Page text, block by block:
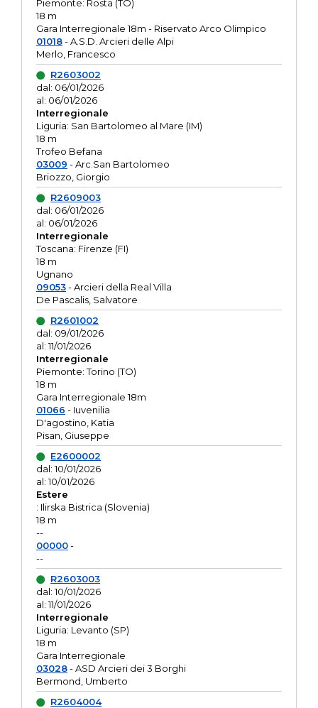
Piemonte: Rosta (TO)
18 m
Gara Interregionale 18m - Riservato Arco Olimpico
01018- A.S.D. Arcieri delle Alpi
Merlo, Francesco
R2603002
dal: 06/01/2026
al: 06/01/2026
Interregionale
Liguria: San Bartolomeo al Mare (IM)
18 m
Trofeo Befana
03009 - Arc.San Bartolomeo
Briozzo, Giorgio
R2609003
dal: 06/01/2026
al: 06/01/2026
Interregionale
Toscana: Firenze (FI)
18 m
Ugnano
09053- Arcieri della Real Villa
De Pascalis, Salvatore
R2601002
dal: 09/01/2026
al: 11/01/2026
Interregionale
Piemonte: Torino (TO)
18 m
Gara Interregionale 18m
01066 - Iuvenilia
D'agostino, Katia
Pisan, Giuseppe
E2600002
dal: 10/01/2026
al: 10/01/2026
Estere
: Ilirska Bistrica (Slovenia)
18 m
--
00000-
--
R2603003
dal: 10/01/2026
al: 11/01/2026
Interregionale
Liguria: Levanto (SP)
18 m
Gara Interregionale
03028- ASD Arcieri dei 3 Borghi
Bermond, Umberto
R2604004